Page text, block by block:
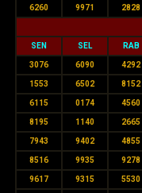
6260 9971 2828
SEN SEL RAB
3076 6090 4292
1553 6502 8152
6115 0174 4560
8195 1140 2665
7943 9402 4855
8516 9935 9278
9617 9315 5530